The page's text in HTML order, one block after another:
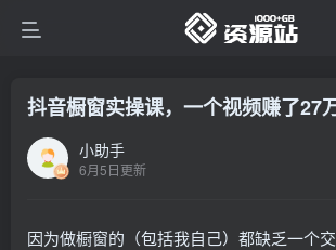
抖音橱窗实操课，一个视频赚了27
小助手
6月5日更新
因为做橱窗的（包括我自己）都缺乏一个